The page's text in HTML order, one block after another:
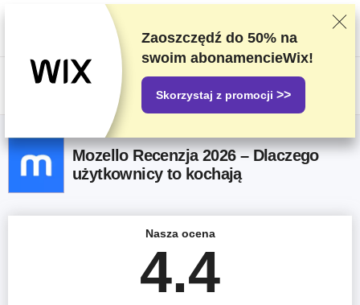
Oceniamy dostawców w oparciu o rygorystyczne testy i badania, ale
także bierzemy pod uwagę opinie użytkowników i nasze umowy handlowe
z dostawcami. Ta strona zawiera linki partnerskie.Oświadczenie
Mozello Recenzja 2026 – Dlaczego
użytkownicy to kochają
Nasza ocena
4.4
Zaoszczędź do 50% na
swoim abonamencieWix!
Skorzystaj z promocji >>